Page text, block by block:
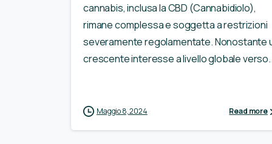
cannabis, inclusa la CBD (Cannabidiolo),
rimane complessa e soggetta a restrizioni
severamente regolamentate. Nonostante
crescente interesse a livello globale
Maggio 8, 2024 Read more